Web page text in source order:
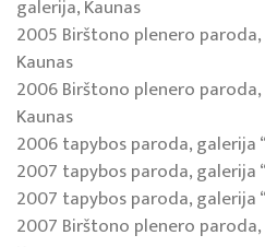
galerija, Kaunas
2005 Birštono plenero
Kaunas
2006 Birštono plenero
Kaunas
2006 tapybos paroda, galerija
2007 tapybos paroda, galerija
2007 tapybos paroda, galerija
2007 Birštono plenero